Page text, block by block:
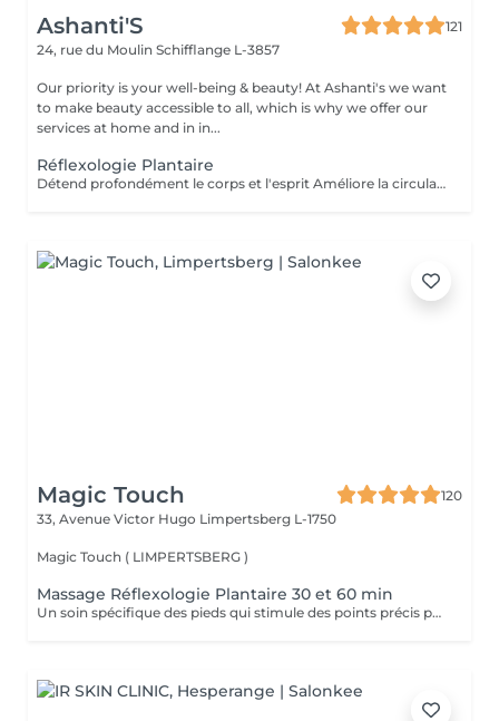
Ashanti'S
121
24, rue du Moulin Schifflange L-3857
Our priority is your well-being & beauty! At Ashanti's we want
to make beauty accessible to all, which is why we offer our
services at home and in in...
Réflexologie Plantaire
Détend profondément le corps et l'esprit Améliore la circulation sanguine et lymphatique Aide à éliminer les tensions et les blocages énergétiques Renforce le système immunitaire Idéal pour : se ressourcer, apaiser le mental et réharmoniser le corps naturellement
Magic Touch
120
33, Avenue Victor Hugo Limpertsberg L-1750
Magic Touch ( LIMPERTSBERG )
Massage Réflexologie Plantaire 30 et 60 min
Un soin spécifique des pieds qui stimule des points précis pour améliorer le bien-être général et équilibrer le corps.